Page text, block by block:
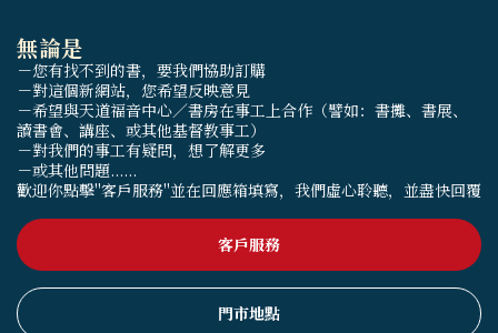
無論是
－您有找不到的書，要我們協助訂購
－對這個新網站，您希望反映意見
－希望與天道福音中心／書房在事工上合作（譬如：書攤、書展、
讀書會、講座、或其他基督教事工）
－對我們的事工有疑問，想了解更多
－或其他問題......
歡迎你點擊"客戶服務"並在回應箱填寫，我們虛心聆聽，並盡快回覆
客戶服務
門市地點